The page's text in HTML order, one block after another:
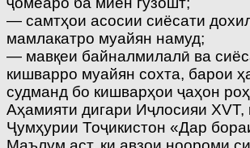
— самтҳои асосии сиёсати
мамлакатро муайян намуд;
— мавқеи байналмилалӣ ва
кишварро муайян сохта, барои
судманд бо кишварҳои ҷаҳон
Аҳамияти дигари Иҷлосияи ХVT,
Ҷумҳурии Тоҷикистон «Дар